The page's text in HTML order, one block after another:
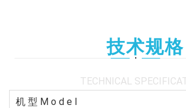
技术规格
TECHNICAL
机 型 M o d e l